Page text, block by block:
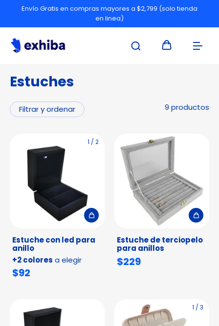
Envío Gratis en compras mayores a $2,799 (solo tienda
en linea)
Estuches
Filtrar y ordenar 9 productos
1 / 2
Estuche con led para
anillo
+2 colores a elegir
$92
Estuche de terciopelo
para anillos
$229
1 / 3